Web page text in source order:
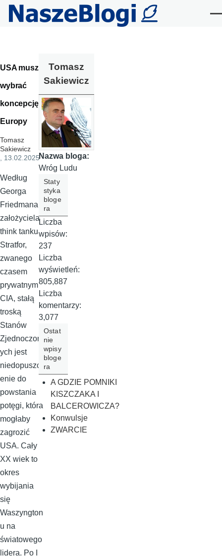
Przejdź do treści
USA muszą
wybrać
koncepcję
Europy
Tomasz
Sakiewicz
, 13.02.2025
Według
Georga
Friedmana,
założyciela
think tanku
Stratfor,
zwanego
czasem
prywatnym
CIA, stałą
troską
Stanów
Zjednoczon
ych jest
niedopuszcz
enie do
powstania
potęgi, która
mogłaby
zagrozić
USA. Cały
XX wiek to
okres
wybijania
się
Waszyngton
u na
światowego
lidera. Po I
Tomasz
Sakiewicz
Nazwa bloga:
Wróg Ludu
Staty
styka
bloge
ra
Liczba
wpisów:
237
Liczba
wyświetleń:
805,887
Liczba
komentarzy:
3,077
Ostat
nie
wpisy
bloge
ra
A GDZIE POMNIKI
KISZCZAKA I
BALCEROWICZA?
Konwulsje
ZWARCIE